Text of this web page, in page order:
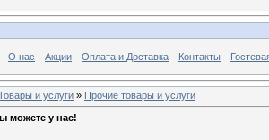
О нас Акции Оплата и Доставка Контакты
и услуги » Прочие товары и услуги
можете у нас!